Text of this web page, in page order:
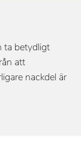
ta betydligt
att
nackdel är